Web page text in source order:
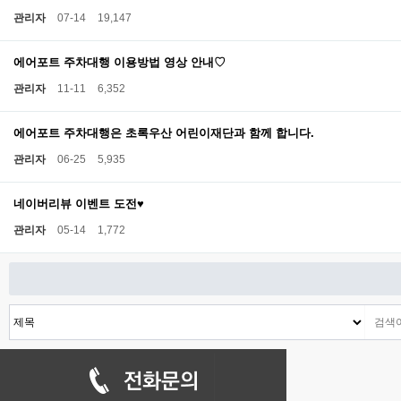
관리자 07-14 19,147
에어포트 주차대행 이용방법 영상 안내♡
관리자 11-11 6,352
에어포트 주차대행은 초록우산 어린이재단과 함께 합니다.
관리자 06-25 5,935
네이버리뷰 이벤트 도전♥
관리자 05-14 1,772